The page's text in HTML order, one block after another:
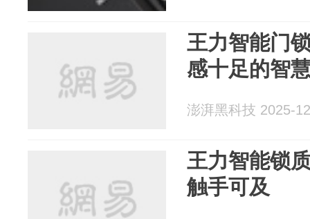
王力智能门
感十足的智
澎湃黑科技 2025-
王力智能锁
触手可及